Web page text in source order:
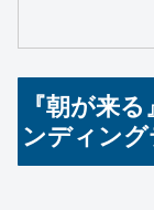
『朝が来
ンディン